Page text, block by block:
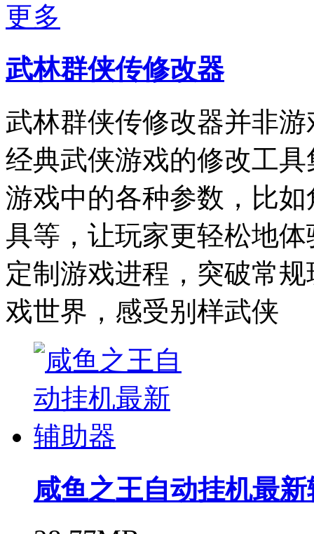
更多
武林群侠传修改器
武林群侠传修改器并非
经典武侠游戏的修改工
游戏中的各种参数，比
具等，让玩家更轻松地
定制游戏进程，突破常
戏世界，感受别样武侠
咸鱼之王自动挂机最